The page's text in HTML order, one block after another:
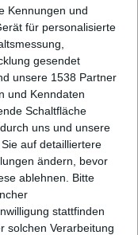
Kennungen und
für personalisierte
gesendet
unsere 1538 Partner
und Kenndaten
Schaltfläche
uns und unsere
auf detailliertere
ändern, bevor
ablehnen.
Bitte
stattfinden
solchen Verarbeitung
euer Engagement
nur schwer zu
FEAR
eure Leistung und
soll der ganze
Aua, aua!
sonst wird’s